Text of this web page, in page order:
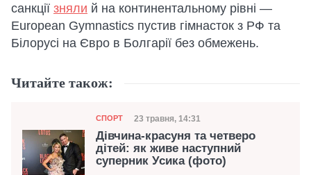
санкції зняли й на континентальному рівні —
European Gymnastics пустив гімнасток з РФ та
Білорусі на Євро в Болгарії без обмежень.
Читайте також:
Категорія
СПОРТ Дата публікації
23 травня, 14:31
Дівчина-красуня та четверо
дітей: як живе наступний
суперник Усика (фото)